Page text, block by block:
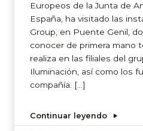
Europeos de la Junta de
España, ha visitado las
Group, en Puente Genil,
conocer de primera mano
realiza en las filiales del
Iluminación, así como los
compañía. […]
Continuar leyendo